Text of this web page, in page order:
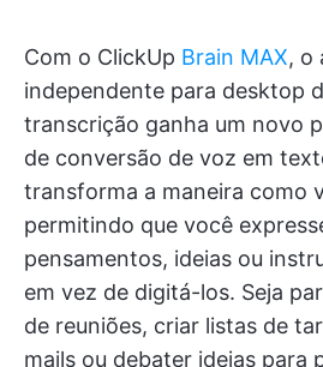
Com o ClickUp Brain MAX, o
independente para desktop
transcrição ganha um novo
de conversão de voz em
transforma a maneira como
permitindo que você
pensamentos, ideias ou
em vez de digitá-los. Seja
de reuniões, criar listas de
mails ou debater ideias para